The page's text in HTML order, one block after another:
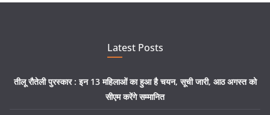
Latest Posts
तीलू रौतेली पुरस्कार : इन 13 महिलाओं का हुआ है चयन, सूची जारी, आठ अगस्त को
सीएम करेंगे सम्मानित